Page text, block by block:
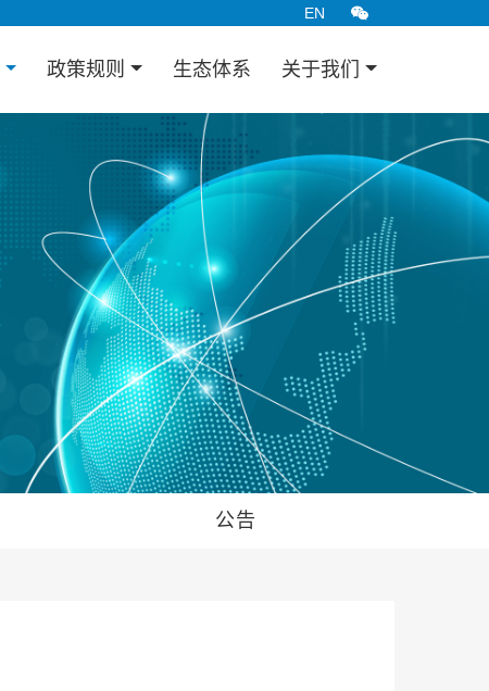
EN
政策规则 生态体系 关于我们
公告